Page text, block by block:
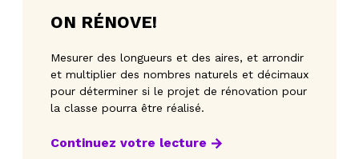
ON RÉNOVE!
Mesurer des longueurs et des aires, et arrondir
et multiplier des nombres naturels et décimaux
pour déterminer si le projet de rénovation pour
la classe pourra être réalisé.
Continuez votre lecture